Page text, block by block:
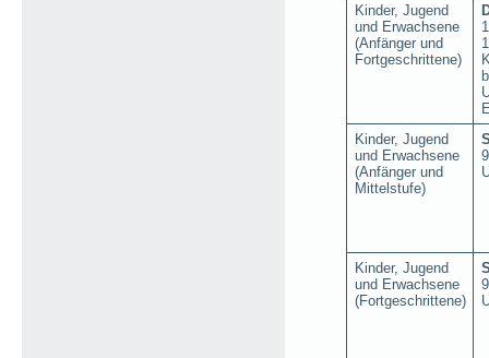
Kinder, Jugend
und Erwachsene
(Anfänger und
Fortgeschrittene)
Kinder, Jugend
und Erwachsene
(Anfänger und
Mittelstufe)
Kinder, Jugend
und Erwachsene
(Fortgeschrittene)